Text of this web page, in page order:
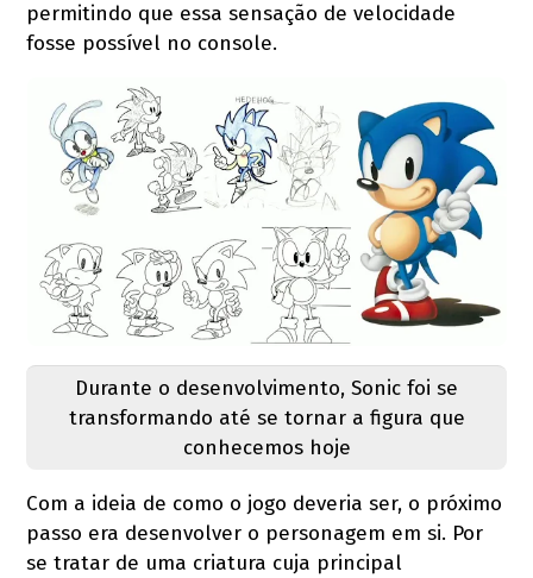
permitindo que essa sensação de velocidade
fosse possível no console.
Durante o desenvolvimento, Sonic foi se
transformando até se tornar a figura que
conhecemos hoje
Com a ideia de como o jogo deveria ser, o próximo
passo era desenvolver o personagem em si. Por
se tratar de uma criatura cuja principal